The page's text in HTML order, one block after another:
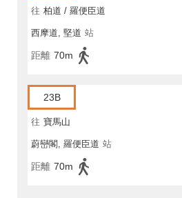
往 柏道 / 羅便臣道
西摩道, 堅道 站
距離 70m
23B
往 寶馬山
蔚巒閣, 羅便臣道 站
距離 70m